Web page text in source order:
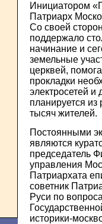
Инициатором
Патриарх
Со своей
поддержало
начинание и
земельные
церквей,
прокладки
электросетей и
планируется
тысяч жителей.
Постоянными
являются
председатель
управления
Патриархата
советник
Руси по
историки-